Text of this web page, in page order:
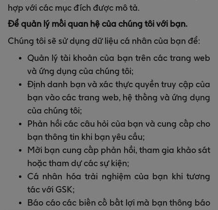
hợp với các mục đích được mô tả.
Để quản lý mối quan hệ của chúng tôi với bạn.
Chúng tôi sẽ sử dụng dữ liệu cá nhân của bạn để:
Quản lý tài khoản của bạn trên các trang web
và ứng dụng của chúng tôi;
Định danh bạn và xác thực quyền truy cập của
bạn vào các trang web, hệ thống và ứng dụng
của chúng tôi;
Phản hồi các câu hỏi của bạn và cung cấp cho
bạn thông tin khi bạn yêu cầu;
Mời bạn cung cấp phản hồi, tham gia khảo sát
hoặc tham dự các sự kiện;
Cá nhân hóa trải nghiệm của bạn khi tương
tác với GSK;
Báo cáo các biến cố bất lợi mà bạn thông báo